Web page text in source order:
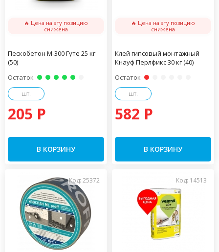
🔥 Цена на эту позицию
снижена
Пескобетон М-300 Гуте 25 кг
(50)
Остаток
шт.
205 P
В КОРЗИНУ
🔥 Цена на эту позицию
снижена
Клей гипсовый монтажный
Кнауф Перлфикс 30 кг (40)
Остаток
шт.
582 P
В КОРЗИНУ
Код: 25372 Код: 14513